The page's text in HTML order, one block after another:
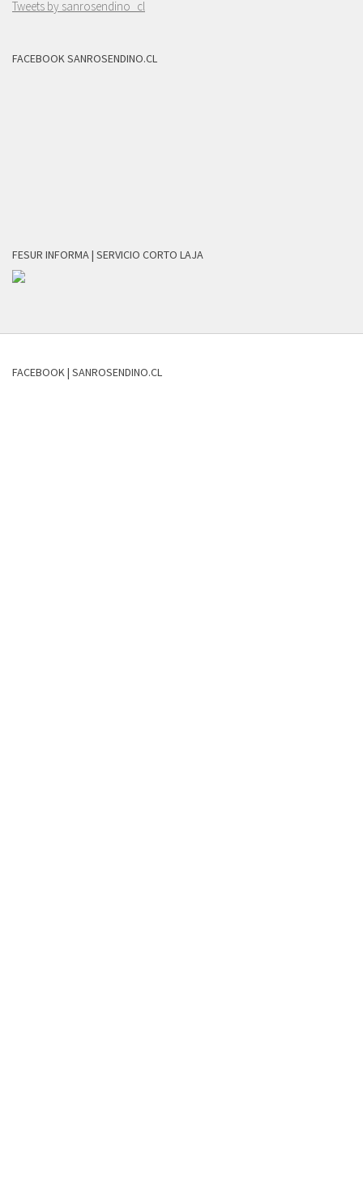
Tweets by sanrosendino_cl
FACEBOOK SANROSENDINO.CL
FESUR INFORMA | SERVICIO CORTO LAJA
FACEBOOK | SANROSENDINO.CL